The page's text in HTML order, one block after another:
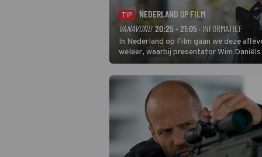
TIP
NEDERLAND OP FILM
VANAVOND 20:25 - 21:05 · INFORMATIEF
In Nederland op Film gaan we deze
weleer, waarbij presentator Wim
hand van unieke amateurbeelden uit